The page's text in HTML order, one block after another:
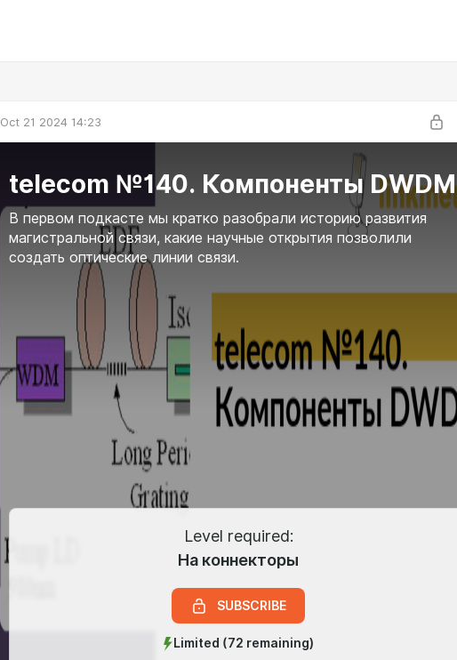
Oct 21 2024 14:23
telecom №140. Компоненты DWDM
В первом подкасте мы кратко разобрали историю развития
магистральной связи, какие научные открытия позволили
создать оптические линии связи.
Level required:
На коннекторы
SUBSCRIBE
Limited (72 remaining)